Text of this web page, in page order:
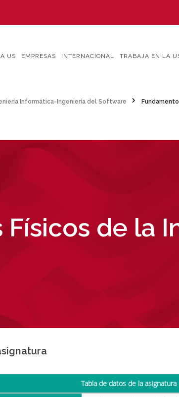
US EMPRESAS INTERNACIONAL TRABAJA EN LA
Informática-Ingeniería del Software
Físicos de la
Tabla de datos de la asignatura